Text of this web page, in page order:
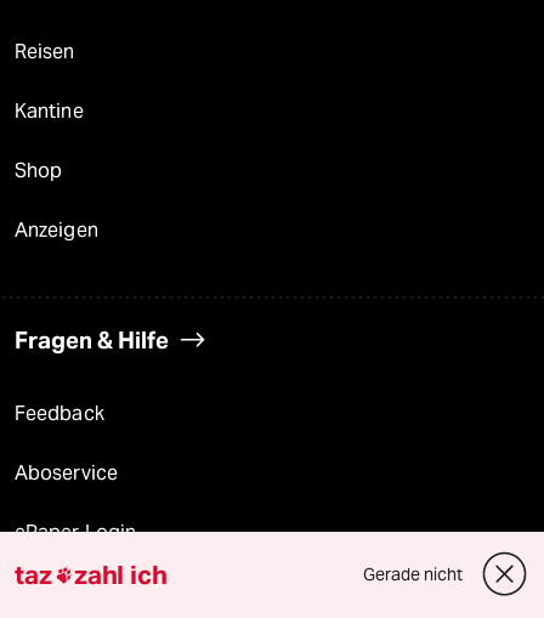
Reisen
Kantine
Shop
Anzeigen
Fragen & Hilfe
Feedback
Aboservice
ePaper Login
Downloads für Abonnierende
taz zahl ich Gerade nicht